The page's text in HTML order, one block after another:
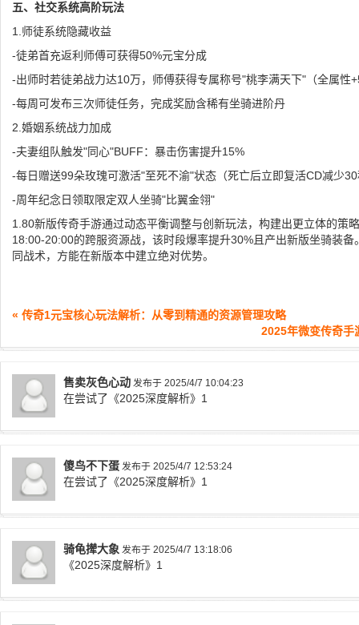
五、社交系统高阶玩法
1.师徒系统隐藏收益
-徒弟首充返利师傅可获得50%元宝分成
-出师时若徒弟战力达10万，师傅获得专属称号"桃李满天下"（全属性
-每周可发布三次师徒任务，完成奖励含稀有坐骑进阶丹
2.婚姻系统战力加成
-夫妻组队触发"同心"BUFF：暴击伤害提升15%
-每日赠送99朵玫瑰可激活"至死不渝"状态（死亡后立即复活CD减少
-周年纪念日领取限定双人坐骑"比翼金翎"
1.80新版传奇手游通过动态平衡调整与创新玩法，构建出更立体的策
18:00-20:00的跨服资源战，该时段爆率提升30%且产出新版坐骑装
同战术，方能在新版本中建立绝对优势。
« 传奇1元宝核心玩法解析：从零到精通的资源管理攻略
2025年微变传奇手
售卖灰色心动 发布于 2025/4/7 10:04:23
在尝试了《2025深度解析》1
傻鸟不下蛋 发布于 2025/4/7 12:53:24
在尝试了《2025深度解析》1
骑龟撵大象 发布于 2025/4/7 13:18:06
《2025深度解析》1